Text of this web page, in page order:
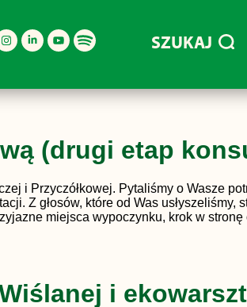
SZUKAJ
(drugi etap
i Przyczółkowej. Pytaliśmy o Wasze
Z głosów, które od Was usłyszeliśmy,
miejsca wypoczynku, krok w stronę
i